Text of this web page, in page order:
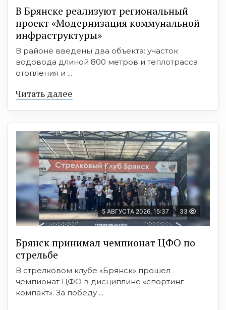
В Брянске реализуют региональный
проект «Модернизация коммунальной
инфраструктуры»
В районе введены два объекта: участок
водовода длиной 800 метров и теплотрасса
отопления и ...
Читать далее
5 АВГУСТА 2026, 15:37 33
Брянск принимал чемпионат ЦФО по
стрельбе
В стрелковом клубе «Брянск» прошел
чемпионат ЦФО в дисциплине «спортинг-
компакт». За победу ...